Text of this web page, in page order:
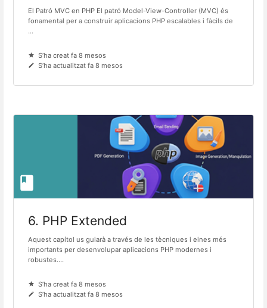
El Patró MVC en PHP El patró Model-View-Controller (MVC) és
fonamental per a construir aplicacions PHP escalables i fàcils de
...
S’ha creat fa 8 mesos
S’ha actualitzat fa 8 mesos
6. PHP Extended
Aquest capítol us guiarà a través de les tècniques i eines més
importants per desenvolupar aplicacions PHP modernes i
robustes....
S’ha creat fa 8 mesos
S’ha actualitzat fa 8 mesos